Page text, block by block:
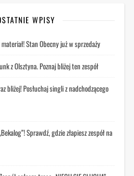
WPISY
Stan Obecny już w sprzedaży
z Olsztyna. Poznaj bliżej ten zespół
bliżej! Posłuchaj singli z nadchodzącego
Sprawdź, gdzie złapiesz zespół na